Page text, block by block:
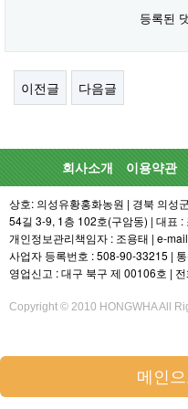
등록된
이전글 다음글
회사소개 이용약관
상호: 의성유황홍화농원 | 경북 의성
54길 3-9, 1층 102호(구암동) | 대표 :
개인정보관리책임자 : 조용태 | e-
사업자 등록번호 : 508-90-33215 |
영업신고 : 대구 북구 제 00106호 |
Copyright © 2010 HONGWHA All
메인